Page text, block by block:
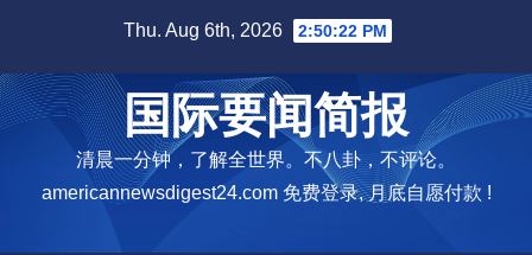
content
Thu. Aug 6th, 2026 2:50:23 PM
国际要闻简报
清晨一分钟，了解全世界。不八卦，不评论。
americannewsdigest24.com 免费登录, 月底自愿付款 !